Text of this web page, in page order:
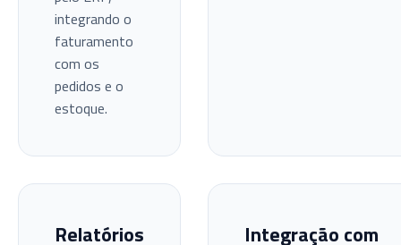
integrando o
faturamento
com os
pedidos e o
estoque.
Relatórios
Integração com